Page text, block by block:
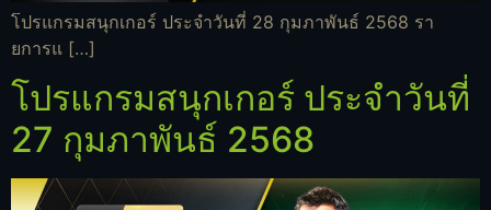
โปรแกรมสนุกเกอร์ ประจำวันที่ 28 กุมภาพันธ์ 2568 รา
ยการแ […]
โปรแกรมสนุกเกอร์ ประจำวันที่
27 กุมภาพันธ์ 2568